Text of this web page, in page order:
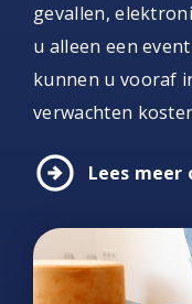
gevallen,
u alleen een
kunnen u vooraf
verwachten
arrow_circle_right Lees meer